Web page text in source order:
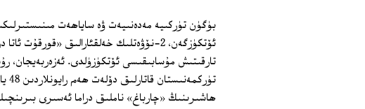
بۈگۈن تۈركىيە مەدەنىيەت ۋە ساياھەت
ئۆتكۈزگەن، 2-نۆۋەتلىك خەلقئارالىق
تارقىتىش مۇسابىقىسى ئۆتكۈزۈلدى. ئەزەربەيجان،
ھاشىرىنىڭ «چارباغ» ناملىق دراما ئەسىرى